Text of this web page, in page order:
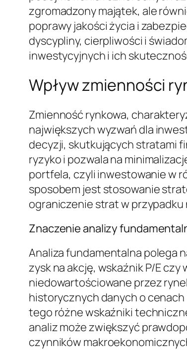
zgromadzony majątek, ale
poprawy jakości życia i
dyscypliny, cierpliwości i
inwestycyjnych i ich
Wpływ zmienności
Zmienność rynkowa,
największych wyzwań dla
decyzji, skutkujących stratami
ryzyko i pozwala na
portfela, czyli inwestowanie w
sposobem jest stosowanie
ograniczenie strat w
Znaczenie analizy
Analiza fundamentalna polega
zysk na akcję, wskaźnik P/E
niedowartościowane przez
historycznych danych o
tego różne wskaźniki
analiz może zwiększyć
czynników